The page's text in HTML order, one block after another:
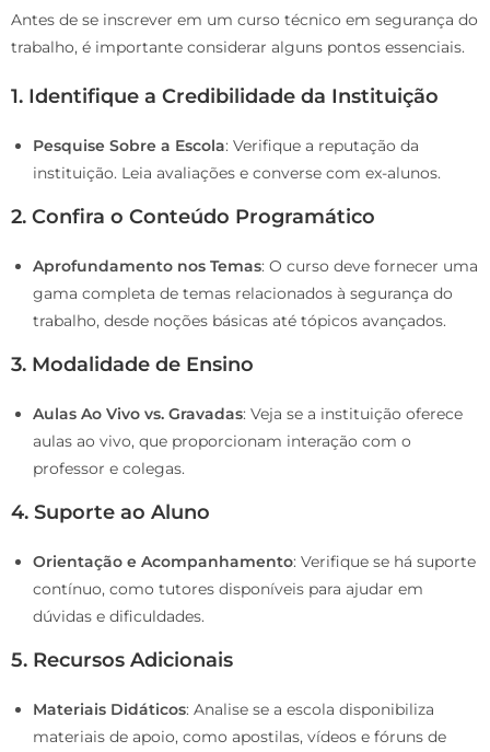
Antes de se inscrever em um curso técnico em segurança do
trabalho, é importante considerar alguns pontos essenciais.
1. Identifique a Credibilidade da Instituição
Pesquise Sobre a Escola: Verifique a reputação da
instituição. Leia avaliações e converse com ex-alunos.
2. Confira o Conteúdo Programático
Aprofundamento nos Temas: O curso deve fornecer uma
gama completa de temas relacionados à segurança do
trabalho, desde noções básicas até tópicos avançados.
3. Modalidade de Ensino
Aulas Ao Vivo vs. Gravadas: Veja se a instituição oferece
aulas ao vivo, que proporcionam interação com o
professor e colegas.
4. Suporte ao Aluno
Orientação e Acompanhamento: Verifique se há suporte
contínuo, como tutores disponíveis para ajudar em
dúvidas e dificuldades.
5. Recursos Adicionais
Materiais Didáticos: Analise se a escola disponibiliza
materiais de apoio, como apostilas, vídeos e fóruns de